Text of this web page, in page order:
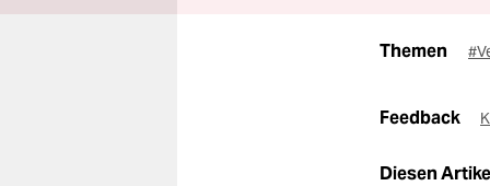
Themen
Feedback
Diesen